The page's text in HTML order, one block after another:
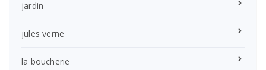
jardin
jules verne
la boucherie